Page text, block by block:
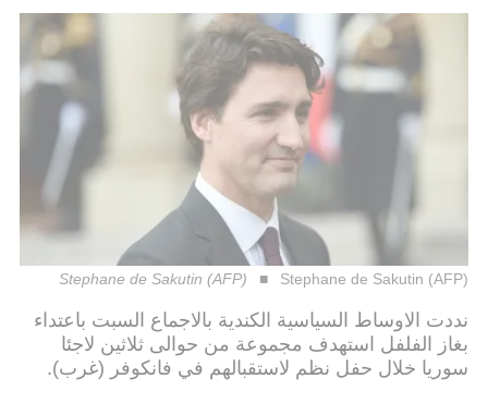
Stephane de Sakutin (AFP) Stephane de Sakutin (AFP)
نددت الاوساط السياسية الكندية بالاجماع السبت باعتداء
بغاز الفلفل استهدف مجموعة من حوالى ثلاثين لاجئا
سوريا خلال حفل نظم لاستقبالهم في فانكوفر (غرب).